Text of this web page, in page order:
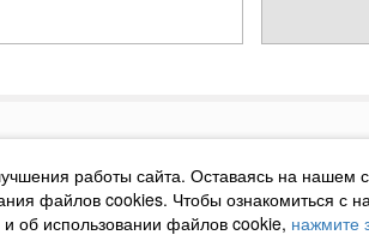
GT
работы сайта. Оставаясь на нашем
файлов cookies. Чтобы ознакомиться с
об использовании файлов cookie, нажмите